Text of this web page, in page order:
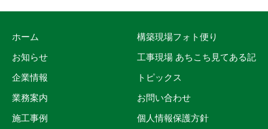
ホーム
お知らせ
企業情報
業務案内
施工事例
構築現場フォト便り
工事現場 あちこち見てある記
トピックス
お問い合わせ
個人情報保護方針